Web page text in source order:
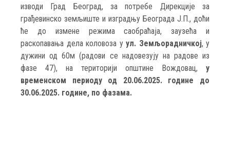
изводи Град Београд, за потребе Дирекцијe за
грађевинско земљиште и изградњу Београда Ј.П., доћи
ће до измене режима саобраћаја, заузећа и
раскопавања дела коловоза уул. Земљорадничкој, у
дужини од 60м (радови се надовезују на радове из
фазе 47), на територији општине Вождовац, у
временском периоду од 20.06.2025. године до
30.06.2025. године, по фазама.